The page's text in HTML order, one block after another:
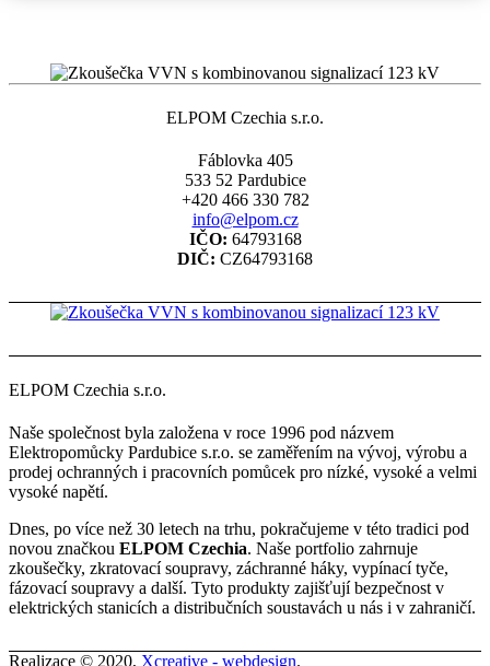
ELPOM Czechia s.r.o.
Fáblovka 405
533 52 Pardubice
+420 466 330 782
info@elpom.cz
IČO: 64793168
DIČ: CZ64793168
ELPOM Czechia s.r.o.
Naše společnost byla založena v roce 1996 pod názvem
Elektropomůcky Pardubice s.r.o. se zaměřením na vývoj, výrobu a
prodej ochranných i pracovních pomůcek pro nízké, vysoké a velmi
vysoké napětí.
Dnes, po více než 30 letech na trhu, pokračujeme v této tradici pod
novou značkou ELPOM Czechia. Naše portfolio zahrnuje
zkoušečky, zkratovací soupravy, záchranné háky, vypínací tyče,
fázovací soupravy a další. Tyto produkty zajišťují bezpečnost v
elektrických stanicích a distribučních soustavách u nás i v zahraničí.
Realizace © 2020, Xcreative - webdesign.